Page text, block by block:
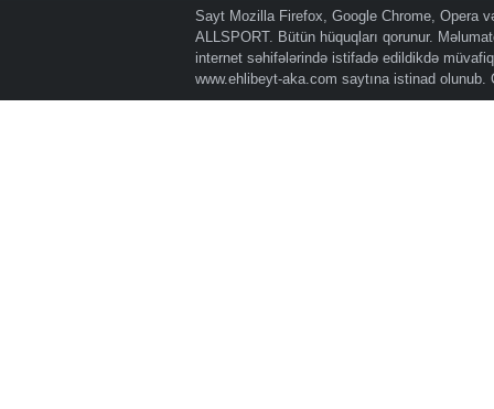
Sayt Mozilla Firefox, Google Chrome, Opera
ALLSPORT. Bütün hüquqları qorunur.
internet səhifələrində istifadə edildikdə
www.ehlibeyt-aka.com saytına istinad olunub.